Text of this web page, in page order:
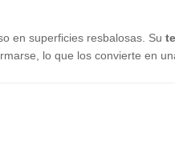
en superficies resbalosas. Su
lo que los convierte en